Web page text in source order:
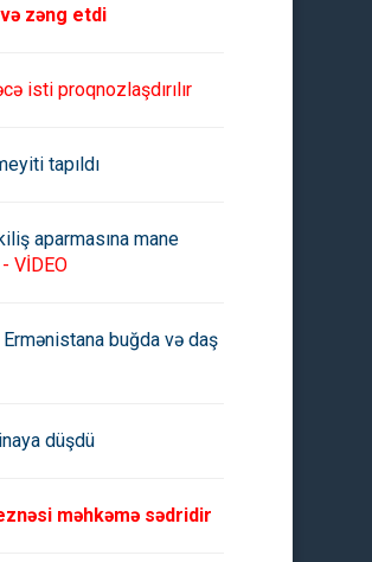
zəng etdi
isti proqnozlaşdırılır
tapıldı
aparmasına mane
VİDEO
buğda və daş
düşdü
məhkəmə sədridir